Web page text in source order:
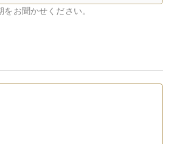
お聞かせください。